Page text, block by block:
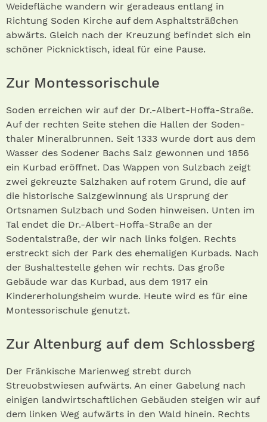
Weidefläche wandern wir geradeaus entlang in
Richtung Soden Kirche auf dem Asphaltsträßchen
abwärts. Gleich nach der Kreuzung befindet sich ein
schöner Picknicktisch, ideal für eine Pause.
Zur Montessorischule
Soden erreichen wir auf der Dr.-Albert-Hoffa-Straße.
Auf der rechten Seite stehen die Hallen der Soden­
thaler Mineralbrunnen. Seit 1333 wurde dort aus dem
Wasser des Sodener Bachs Salz gewonnen und 1856
ein Kurbad eröffnet. Das Wappen von Sulzbach zeigt
zwei gekreuzte Salzhaken auf rotem Grund, die auf
die historische Salzgewinnung als Ursprung der
Ortsnamen Sulzbach und Soden hinweisen. Unten im
Tal endet die Dr.-Albert-Hoffa-Straße an der
Sodentalstraße, der wir nach links folgen. Rechts
erstreckt sich der Park des ehemaligen Kurbads. Nach
der Bushaltestelle gehen wir rechts. Das große
Gebäude war das Kurbad, aus dem 1917 ein
Kindererholungsheim wurde. Heute wird es für eine
Montessorischule genutzt.
Zur Altenburg auf dem Schlossberg
Der Fränkische Marienweg strebt durch
Streuobstwiesen aufwärts. An einer Gabelung nach
einigen landwirtschaftlichen Gebäuden steigen wir auf
dem linken Weg aufwärts in den Wald hinein. Rechts